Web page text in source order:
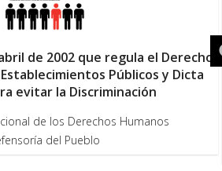
de 2002 que regula el Derecho
Públicos y Dicta
evitar la Discriminación
de los Derechos Humanos
del Pueblo